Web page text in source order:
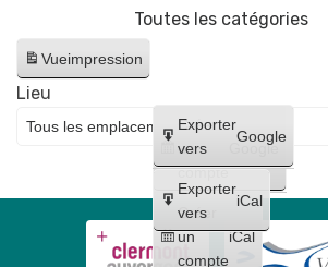
Toutes les catégories
Vueimpression
Créer
un
compte
Google
Créer
un
compte
iCal
Exporter
vers
Google
Exporter
vers
iCal
Lieu